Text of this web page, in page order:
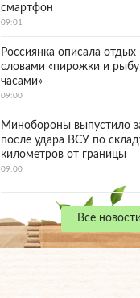
смартфон
09:01
Россиянка описала отдых
словами «пирожки и
часами»
09:00
Минобороны выпустило
после удара ВСУ по
километров от границы
09:00
Все новости